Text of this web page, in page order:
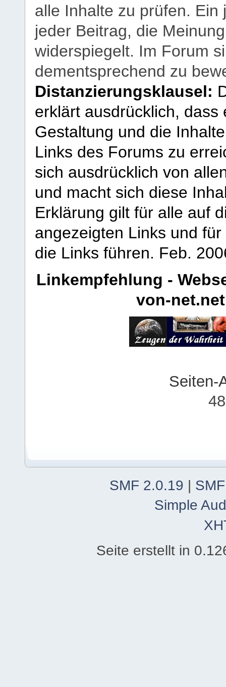
alle Inhalte zu prüfen.
jeder Beitrag, die
widerspiegelt. Im Forum
dementsprechend zu
Distanzierungsklausel:
erklärt ausdrücklich,
Gestaltung und die
Links des Forums zu
sich ausdrücklich von
und macht sich diese
Erklärung gilt für alle auf
angezeigten Links und
die Links führen. Feb.
Linkempfehlung -
von-net.net
Seiten-
SMF 2.0.19 |
Simple
Seite erstellt in